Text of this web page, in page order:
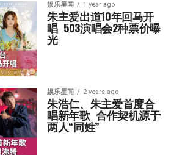
娱乐星闻 1 year ago
朱主爱出道10年回马开
唱  503演唱会2种票价曝
光
娱乐星闻 2 years ago
朱浩仁、朱主爱首度合
唱新年歌  合作契机源于
两人“同姓”